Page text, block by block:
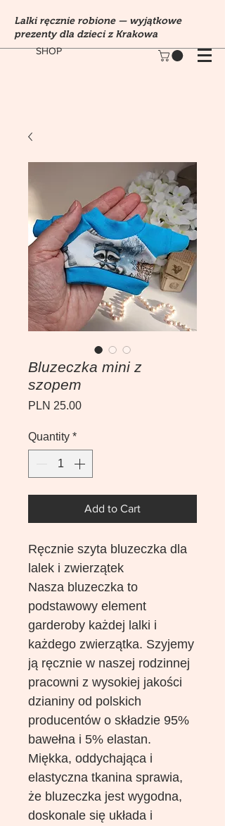
SHOP
Lalki ręcznie robione — wyjątkowe
prezenty dla dzieci z Krakowa
Bluzeczka mini z
szopem
PLN 25.00Price
Quantity *
Add to Cart
Ręcznie szyta bluzeczka dla
lalek i zwierzątek
Nasza bluzeczka to
podstawowy element
garderoby każdej lalki i
każdego zwierzątka. Szyjemy
ją ręcznie w naszej rodzinnej
pracowni z wysokiej jakości
dzianiny od polskich
producentów o składzie 95%
bawełna i 5% elastan.
Miękka, oddychająca i
elastyczna tkanina sprawia,
że bluzeczka jest wygodna,
doskonale się układa i